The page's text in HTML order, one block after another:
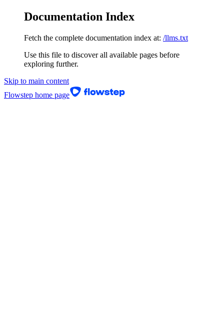
Documentation Index
Fetch the complete documentation index at: /llms.txt
Use this file to discover all available pages before
exploring further.
Skip to main content
Flowstep home page